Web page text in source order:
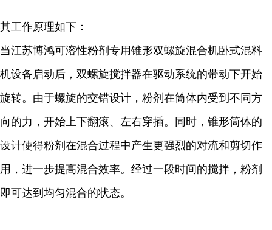
其工作原理如下：
当江苏博鸿可溶性粉剂专用锥形双螺旋混合机卧式混料
机设备启动后，双螺旋搅拌器在驱动系统的带动下开始
旋转。由于螺旋的交错设计，粉剂在筒体内受到不同方
向的力，开始上下翻滚、左右穿插。同时，锥形筒体的
设计使得粉剂在混合过程中产生更强烈的对流和剪切作
用，进一步提高混合效率。经过一段时间的搅拌，粉剂
即可达到均匀混合的状态。